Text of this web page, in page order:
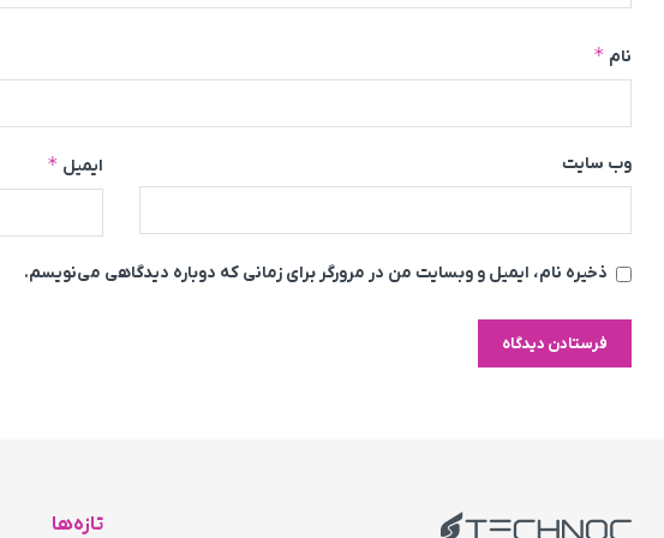
نام *
ایمیل * وب‌ سایت
ذخیره نام، ایمیل و وبسایت من در مرورگر برای زمانی که دوباره دیدگاهی می‌نویسم.
تازه‌ها